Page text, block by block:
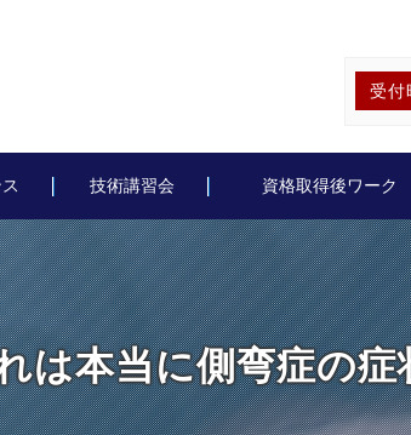
受付
技術講習会 資格取得後ワーク
は本当に側弯症の